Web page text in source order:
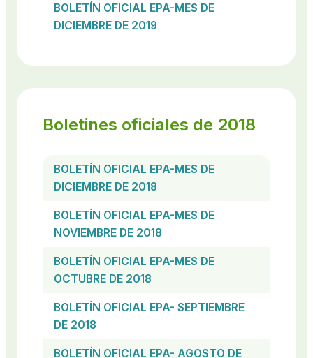
BOLETÍN OFICIAL EPA-MES DE
DICIEMBRE DE 2019
Boletines oficiales de 2018
BOLETÍN OFICIAL EPA-MES DE
DICIEMBRE DE 2018
BOLETÍN OFICIAL EPA-MES DE
NOVIEMBRE DE 2018
BOLETÍN OFICIAL EPA-MES DE
OCTUBRE DE 2018
BOLETÍN OFICIAL EPA- SEPTIEMBRE
DE 2018
BOLETÍN OFICIAL EPA- AGOSTO DE